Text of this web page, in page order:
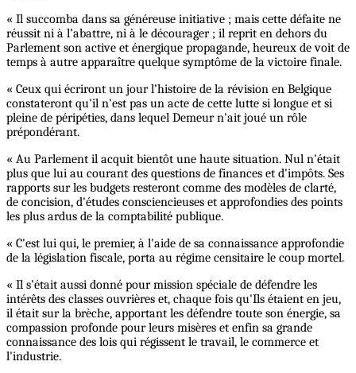
« Il succomba dans sa généreuse initiative ; mais cette défaite ne
réussit ni à l’abattre, ni à le décourager ; il reprit en dehors du
Parlement son active et énergique propagande, heureux de voit de
temps à autre apparaître quelque symptôme de la victoire finale.
« Ceux qui écriront un jour l’histoire de la révision en Belgique
constateront qu'il n'est pas un acte de cette lutte si longue et si
pleine de péripéties, dans lequel Demeur n'ait joué un rôle
prépondérant.
« Au Parlement il acquit bientôt une haute situation. Nul n'était
plus que lui au courant des questions de finances et d'impôts. Ses
rapports sur les budgets resteront comme des modèles de clarté,
de concision, d'études consciencieuses et approfondies des points
les plus ardus de la comptabilité publique.
« C'est lui qui, le premier, à l'aide de sa connaissance approfondie
de la législation fiscale, porta au régime censitaire le coup mortel.
« Il s’était aussi donné pour mission spéciale de défendre les
intérêts des classes ouvrières et, chaque fois qu'Ils étaient en jeu,
il était sur la brèche, apportant les défendre toute son énergie, sa
compassion profonde pour leurs misères et enfin sa grande
connaissance des lois qui régissent le travail, le commerce et
l'industrie.